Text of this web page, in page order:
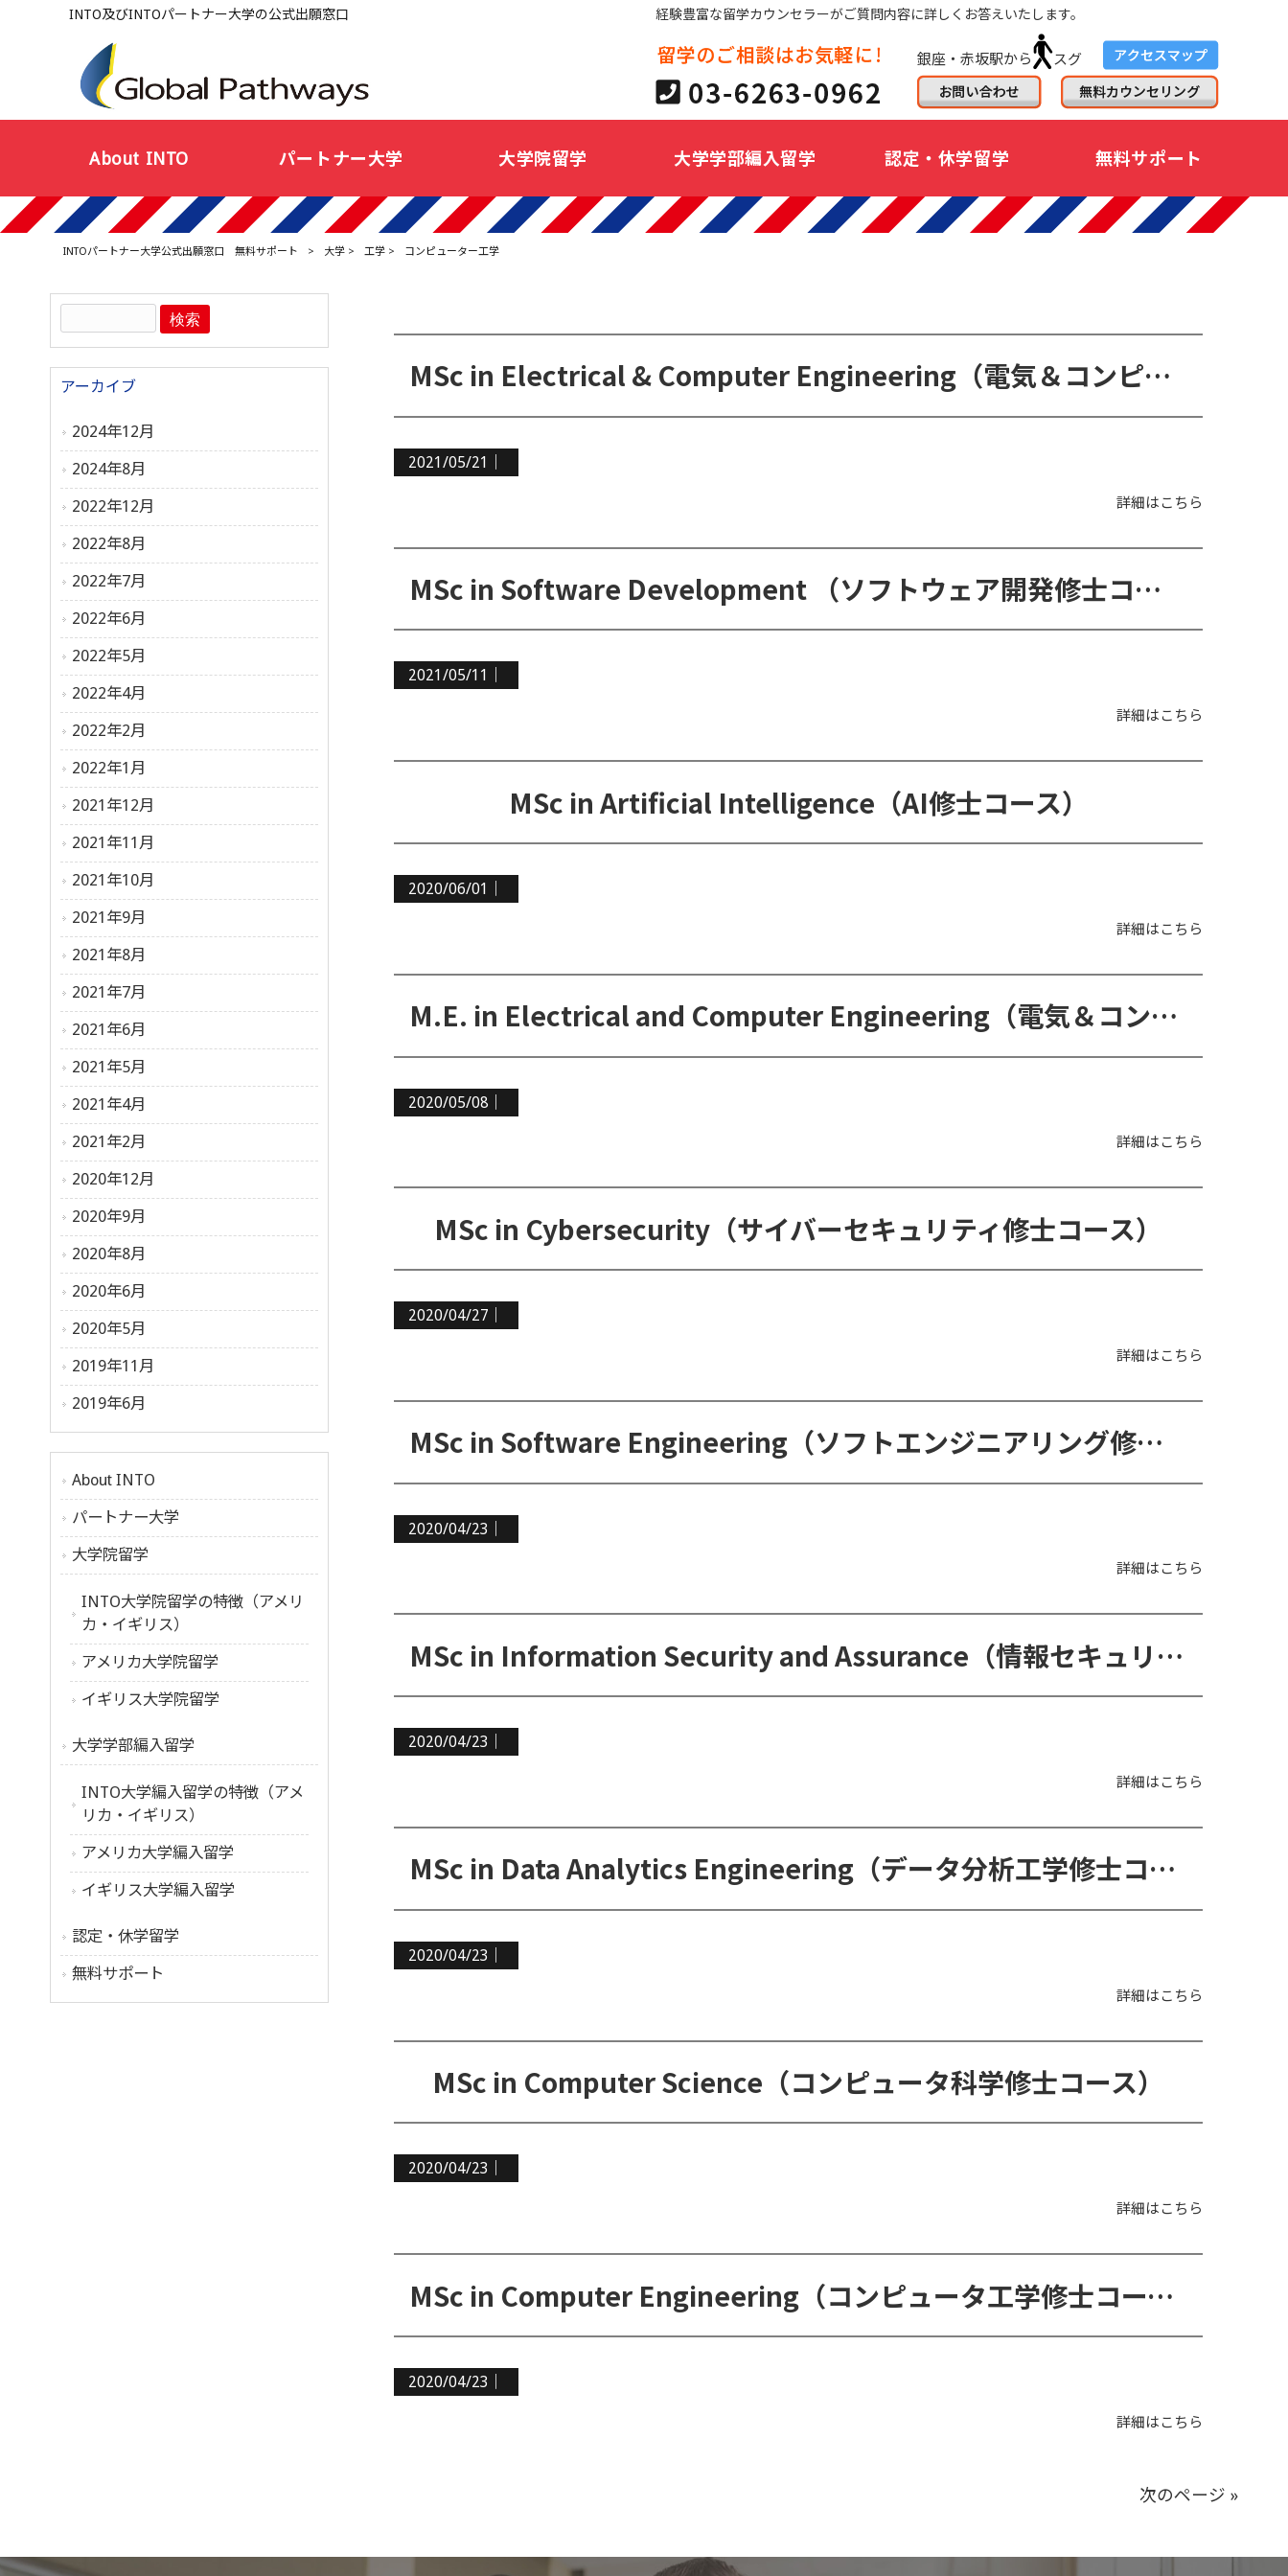
INTO及びINTOパートナー大学の公式出願窓口 経験豊富な留学カウンセラーがご質問内容に詳しくお答えいたします。
銀座・赤坂駅から スグ
About INTO パートナー大学 大学院留学 大学学部編入留学 認定・休学留学 無料サポート
INTOパートナー大学公式出願窓口 無料サポート > 大学> 工学> コンピューター工学
MSc in Electrical & Computer Engineering（電気＆コンピュータ工学修士コース）
2021/05/21｜
詳細はこちら
MSc in Software Development （ソフトウェア開発修士コース）
2021/05/11｜
詳細はこちら
MSc in Artificial Intelligence（AI修士コース）
2020/06/01｜
詳細はこちら
M.E. in Electrical and Computer Engineering（電気＆コンピュータ工学修士コース）
2020/05/08｜
詳細はこちら
MSc in Cybersecurity（サイバーセキュリティ修士コース）
2020/04/27｜
詳細はこちら
MSc in Software Engineering（ソフトエンジニアリング修士コース）
2020/04/23｜
詳細はこちら
MSc in Information Security and Assurance（情報セキュリティ＆情報保証修士コース）
2020/04/23｜
詳細はこちら
MSc in Data Analytics Engineering（データ分析工学修士コース）
2020/04/23｜
詳細はこちら
MSc in Computer Science（コンピュータ科学修士コース）
2020/04/23｜
詳細はこちら
MSc in Computer Engineering（コンピュータ工学修士コース）
2020/04/23｜
詳細はこちら
次のページ »
アーカイブ
2024年12月
2024年8月
2022年12月
2022年8月
2022年7月
2022年6月
2022年5月
2022年4月
2022年2月
2022年1月
2021年12月
2021年11月
2021年10月
2021年9月
2021年8月
2021年7月
2021年6月
2021年5月
2021年4月
2021年2月
2020年12月
2020年9月
2020年8月
2020年6月
2020年5月
2019年11月
2019年6月
About INTO
パートナー大学
大学院留学
INTO大学院留学の特徴（アメリ
カ・イギリス）
アメリカ大学院留学
イギリス大学院留学
大学学部編入留学
INTO大学編入留学の特徴（アメ
リカ・イギリス）
アメリカ大学編入留学
イギリス大学編入留学
認定・休学留学
無料サポート